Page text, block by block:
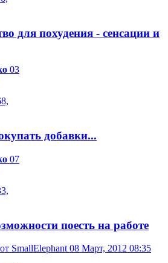
для похудения - сенсации и
03
добавки...
07
поесть на работе
SmallElephant 08 Март, 2012 08:35